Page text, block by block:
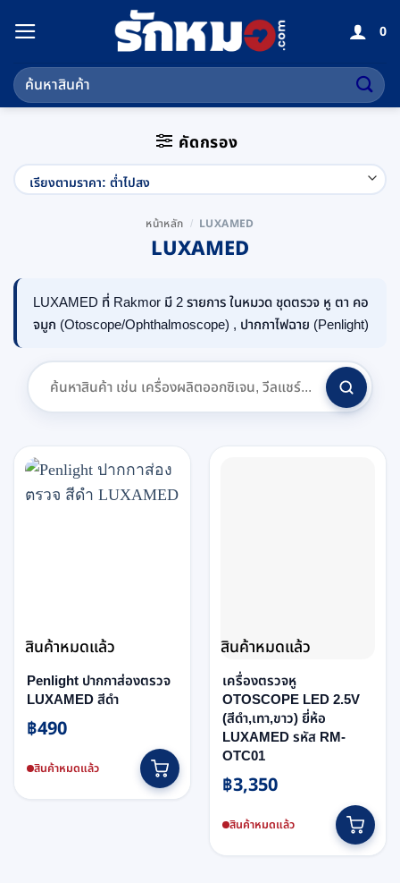
เนื้อหา
0
ค้นหา:
คัดกรอง
หน้าหลัก / LUXAMED
LUXAMED
LUXAMED ที่ Rakmor มี 2 รายการ ในหมวด ชุดตรวจ หู ตา คอ
จมูก (Otoscope/Ophthalmoscope) , ปากกาไฟฉาย (Penlight)
สินค้าหมดแล้ว
Penlight ปากกาส่องตรวจ
LUXAMED สีดำ
฿490
สินค้าหมดแล้ว
สินค้าหมดแล้ว
เครื่องตรวจหู
OTOSCOPE LED 2.5V
(สีดำ,เทา,ขาว) ยี่ห้อ
LUXAMED รหัส RM-
OTC01
฿3,350
สินค้าหมดแล้ว
product